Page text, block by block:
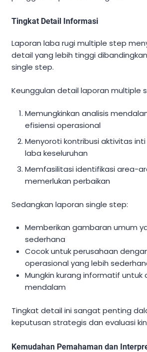
Tingkat Detail Informasi
Laporan laba rugi multiple step
detail yang lebih tinggi
single step.
Keunggulan detail laporan multiple
Memungkinkan analisis
efisiensi operasional
Menyoroti kontribusi aktivitas
laba keseluruhan
Memfasilitasi identifikasi area-
memerlukan perbaikan
Sedangkan laporan single step:
Memberikan gambaran umum
sederhana
Cocok untuk perusahaan
operasional yang lebih
Mungkin kurang informatif untuk
mendalam
Tingkat detail ini sangat penting
keputusan strategis dan evaluasi
Kemudahan Pemahaman dan